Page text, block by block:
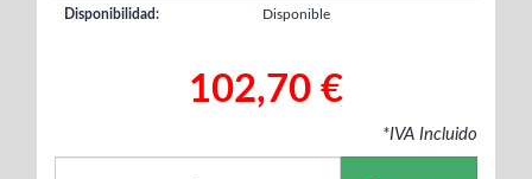
Disponibilidad: Disponible
102,70 €
*IVA Incluido